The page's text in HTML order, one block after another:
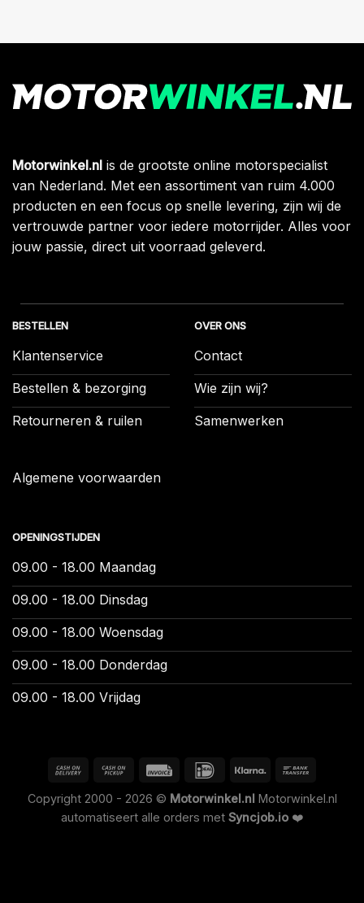
Motorwinkel.nl is de grootste online motorspecialist
van Nederland. Met een assortiment van ruim 4.000
producten en een focus op snelle levering, zijn wij de
vertrouwde partner voor iedere motorrijder. Alles voor
jouw passie, direct uit voorraad geleverd.
BESTELLEN
Klantenservice
Bestellen & bezorging
Retourneren & ruilen
Algemene voorwaarden
OVER ONS
Contact
Wie zijn wij?
Samenwerken
OPENINGSTIJDEN
09.00 - 18.00 Maandag
09.00 - 18.00 Dinsdag
09.00 - 18.00 Woensdag
09.00 - 18.00 Donderdag
09.00 - 18.00 Vrijdag
Copyright 2000 - 2026 © Motorwinkel.nl Motorwinkel.nl
automatiseert alle orders met Syncjob.io ❤️